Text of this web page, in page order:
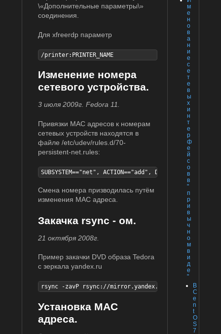
м
е
н
о
в
а
н
и
е
с
е
т
е
в
ы
х
и
н
т
е
р
ф
е
й
с
о
в
в
"
п
р
и
в
ы
ч
н
о
м
в
и
д
е
"
В
C
e
n
t
O
S
7
\«Дополнительные параметры\»
соединения.
Для xfreerdp параметр
/printer:PRINTER_NAME
Изменение номера
сетевого устройства.
3 июля 2009г. Fedora 11.
Привязки MAC адресов к номерам
сетевых устройств находятся в
файле /etc/udev/rules.d/70-
persistent-net.rules:
SUBSYSTEM=="net", ACTION=="add", DRIVERS=="?*",
Смена номера призводилась путём
изменения MAC адреса.
Закачка rsync - ом.
21 октября 2008г.
Пример закачки DVD образа Tedora
с зеркала yandex.ru
rsync -zavP rsync://mirror.yandex.ru/fedora/tedora/
Установка MAC
адреса.